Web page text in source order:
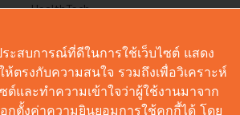
HealthTech
Corp Innov
Saucy Thoughts
Sustainable
ระสบการณ์ที่ดีในการใช้เว็บไซต์ แสดง
ตรงกับความสนใจ รวมถึงเพื่อวิเคราะห์
ต์และทำความเข้าใจว่าผู้ใช้งานมาจาก
กตั้งค่าความยินยอมการใช้คุกกี้ได้ โดย